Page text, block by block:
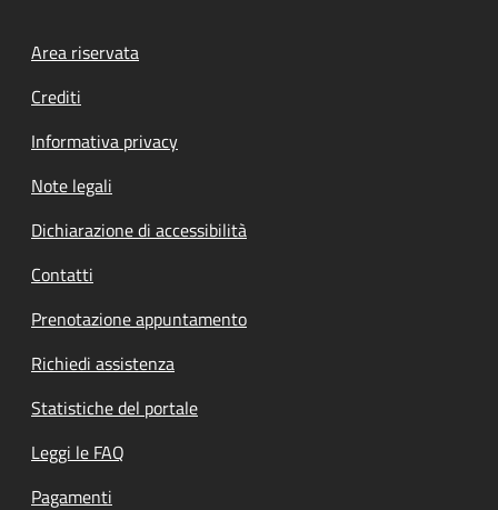
Footer menu
Area riservata
Crediti
Informativa privacy
Note legali
Dichiarazione di accessibilità
Contatti
Prenotazione appuntamento
Richiedi assistenza
Statistiche del portale
Leggi le FAQ
Pagamenti